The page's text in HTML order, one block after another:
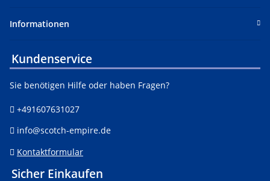
Informationen
Kundenservice
Sie benötigen Hilfe oder haben Fragen?
+491607631027
info@scotch-empire.de
Kontaktformular
Sicher Einkaufen